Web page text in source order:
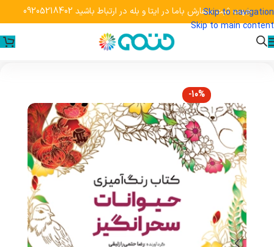
Skip to navigation
Skip to main content
جهت ثبت سفارش باما در ایتا و بله در ارتباط باشید 09205218402
-10%